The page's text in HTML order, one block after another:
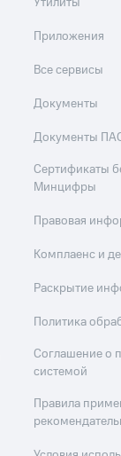
Приложения
Все сервисы
Документы
Документы
Сертификаты
Минцифры
Правовая
Комплаенс и
Раскрытие
Политика
Соглашение о
системой
Правила